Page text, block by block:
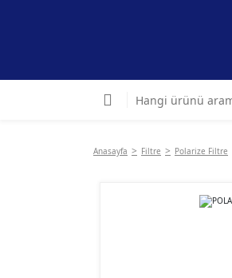
Anasayfa Filtre Polarize Filtre